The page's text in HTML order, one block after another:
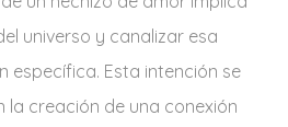
universo y canalizar esa
específica. Esta intención se
la creación de una conexión